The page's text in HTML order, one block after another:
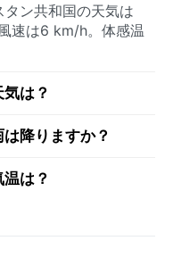
ン共和国の天気は
速は6 km/h。体感温
は？
降りますか？
は？